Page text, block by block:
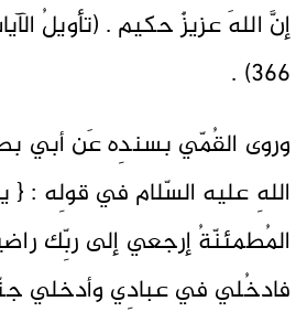
366) .
وروى القُمّي بسندِه عَن أبي
اللهِ عليه السّلام في قولِه : {
المُطمئنّةُ إرجعي إلى ربِّك
فادخُلي في عبادِي وأدخلي